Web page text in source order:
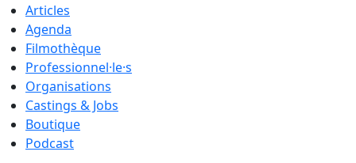
Articles
Agenda
Filmothèque
Professionnel·le·s
Organisations
Castings & Jobs
Boutique
Podcast